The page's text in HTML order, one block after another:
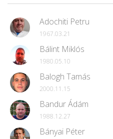
Adochiti Petru
1967.03.21
Bálint Miklós
1980.05.10
Balogh Tamás
2000.11.15
Bandur Ádám
1988.12.27
Bányai Péter